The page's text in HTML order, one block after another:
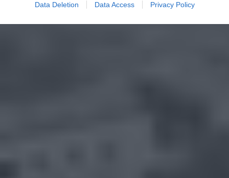
Data Deletion Data Access Privacy Policy